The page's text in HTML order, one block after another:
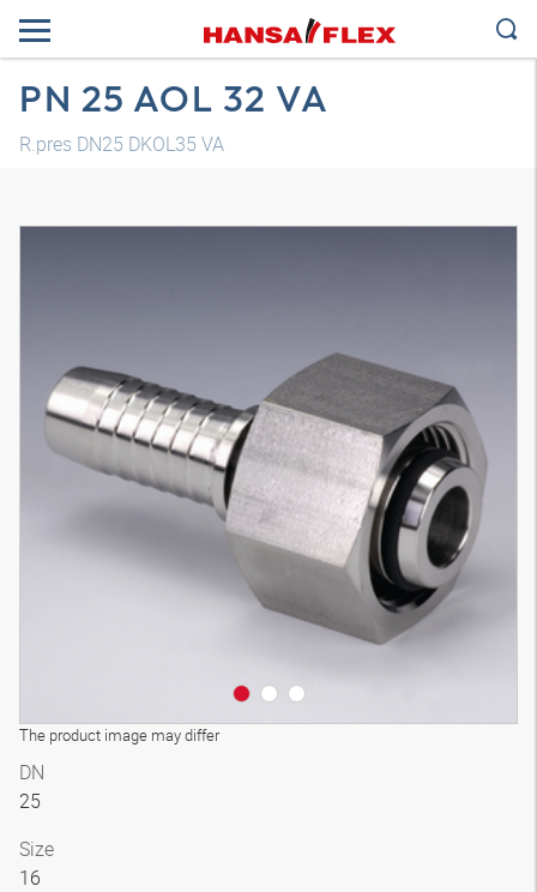
PN 25 AOL 32 VA
R.pres DN25 DKOL35 VA
The product image may differ
Modelo 3D
DN
25
Size
16